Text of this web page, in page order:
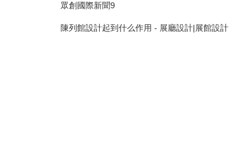
眾創國際新聞9
陳列館設計起到什么作用 - 展廳設計|展館設計